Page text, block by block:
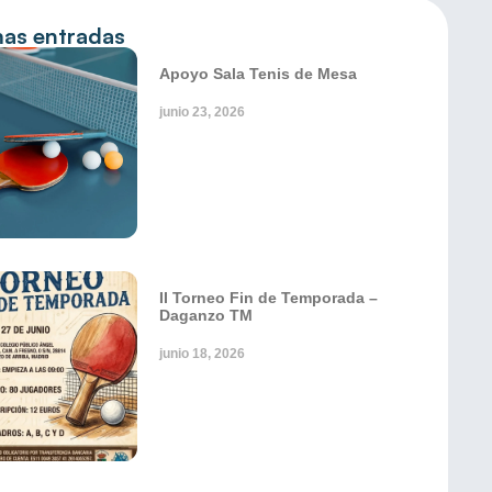
entradas
Apoyo Sala Tenis de Mesa
junio 23, 2026
II Torneo Fin de Temporada –
Daganzo TM
junio 18, 2026